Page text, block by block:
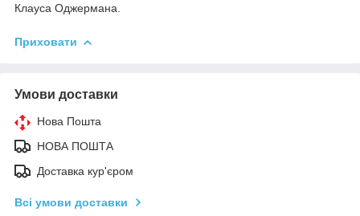
Клауса Оджермана.
Приховати
Умови доставки
Нова Пошта
НОВА ПОШТА
Доставка кур'єром
Всі умови доставки